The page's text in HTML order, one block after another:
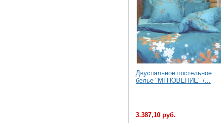
Двуспальное постельное
белье "МГНОВЕНИЕ" /...
3.387,10 руб.